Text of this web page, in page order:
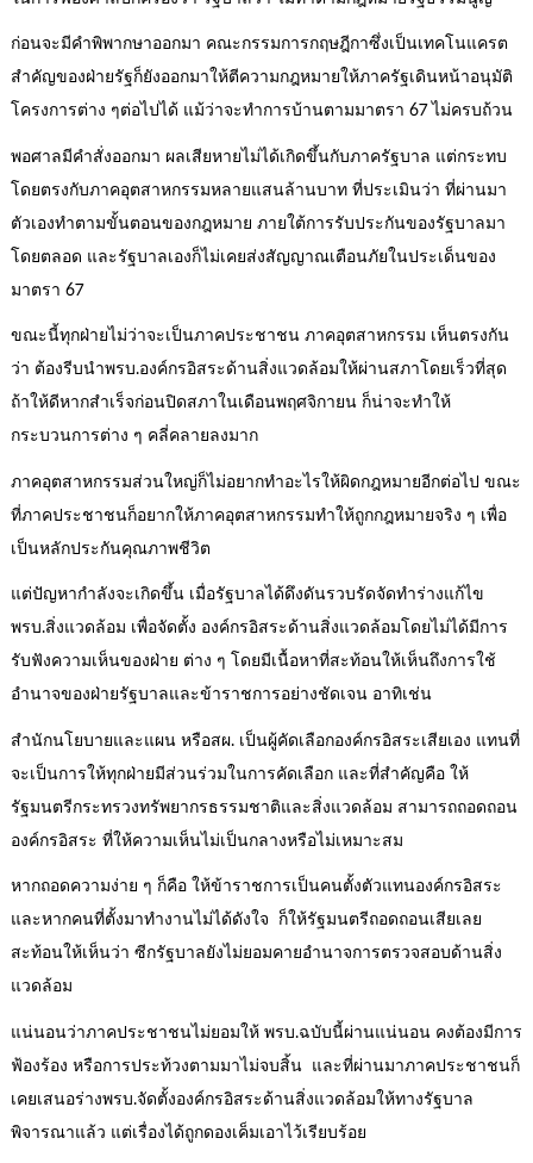
ก่อนจะมีคำพิพากษาออกมา คณะกรรมการกฤษฎีกาซึ่งเป็นเทคโนแครต
สำคัญของฝ่ายรัฐก็ยังออกมาให้ตีความกฎหมายให้ภาครัฐเดินหน้าอนุมัติ
โครงการต่าง ๆต่อไปได้ แม้ว่าจะทำการบ้านตามมาตรา 67 ไม่ครบถ้วน
พอศาลมีคำสั่งออกมา ผลเสียหายไม่ได้เกิดขึ้นกับภาครัฐบาล แต่กระทบ
โดยตรงกับภาคอุตสาหกรรมหลายแสนล้านบาท ที่ประเมินว่า ที่ผ่านมา
ตัวเองทำตามขั้นตอนของกฎหมาย ภายใต้การรับประกันของรัฐบาลมา
โดยตลอด และรัฐบาลเองก็ไม่เคยส่งสัญญาณเตือนภัยในประเด็นของ
มาตรา 67
ขณะนี้ทุกฝ่ายไม่ว่าจะเป็นภาคประชาชน ภาคอุตสาหกรรม เห็นตรงกัน
ว่า ต้องรีบนำพรบ.องค์กรอิสระด้านสิ่งแวดล้อมให้ผ่านสภาโดยเร็วที่สุด
ถ้าให้ดีหากสำเร็จก่อนปิดสภาในเดือนพฤศจิกายน ก็น่าจะทำให้
กระบวนการต่าง ๆ คลี่คลายลงมาก
ภาคอุตสาหกรรมส่วนใหญ่ก็ไม่อยากทำอะไรให้ผิดกฎหมายอีกต่อไป ขณะ
ที่ภาคประชาชนก็อยากให้ภาคอุตสาหกรรมทำให้ถูกกฎหมายจริง ๆ เพื่อ
เป็นหลักประกันคุณภาพชีวิต
แต่ปัญหากำลังจะเกิดขึ้น เมื่อรัฐบาลได้ดึงดันรวบรัดจัดทำร่างแก้ไข
พรบ.สิ่งแวดล้อม เพื่อจัดตั้ง องค์กรอิสระด้านสิ่งแวดล้อมโดยไม่ได้มีการ
รับฟังความเห็นของฝ่าย ต่าง ๆ โดยมีเนื้อหาที่สะท้อนให้เห็นถึงการใช้
อำนาจของฝ่ายรัฐบาลและข้าราชการอย่างชัดเจน อาทิเช่น
สำนักนโยบายและแผน หรือสผ. เป็นผู้คัดเลือกองค์กรอิสระเสียเอง แทนที่
จะเป็นการให้ทุกฝ่ายมีส่วนร่วมในการคัดเลือก และที่สำคัญคือ ให้
รัฐมนตรีกระทรวงทรัพยากรธรรมชาติและสิ่งแวดล้อม สามารถถอดถอน
องค์กรอิสระ ที่ให้ความเห็นไม่เป็นกลางหรือไม่เหมาะสม
หากถอดความง่าย ๆ ก็คือ ให้ข้าราชการเป็นคนตั้งตัวแทนองค์กรอิสระ
และหากคนที่ตั้งมาทำงานไม่ได้ดังใจ ก็ให้รัฐมนตรีถอดถอนเสียเลย
สะท้อนให้เห็นว่า ซีกรัฐบาลยังไม่ยอมคายอำนาจการตรวจสอบด้านสิ่ง
แวดล้อม
แน่นอนว่าภาคประชาชนไม่ยอมให้ พรบ.ฉบับนี้ผ่านแน่นอน คงต้องมีการ
ฟ้องร้อง หรือการประท้วงตามมาไม่จบสิ้น และที่ผ่านมาภาคประชาชนก็
เคยเสนอร่างพรบ.จัดตั้งองค์กรอิสระด้านสิ่งแวดล้อมให้ทางรัฐบาล
พิจารณาแล้ว แต่เรื่องได้ถูกดองเค็มเอาไว้เรียบร้อย